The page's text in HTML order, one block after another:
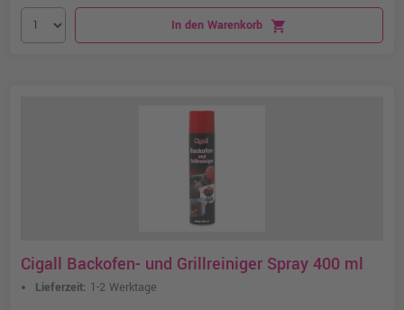
In den Warenkorb shopping_cart
Cigall Backofen- und Grillreiniger Spray 400 ml
Lieferzeit: 1-2 Werktage